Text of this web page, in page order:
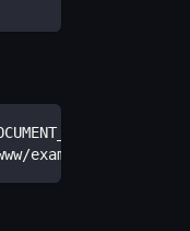
data/